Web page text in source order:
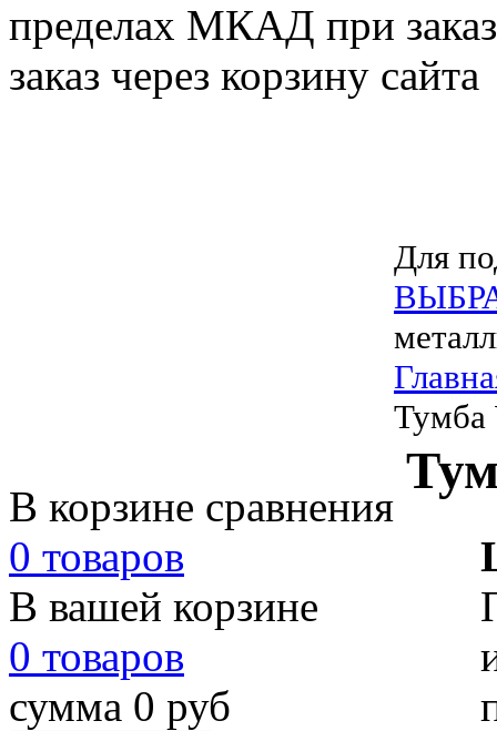
пределах МКАД при
заказ через корзину сайта
В корзине сравнения
0 товаров
В вашей корзине
0 товаров
сумма 0 руб
Для
Тумба